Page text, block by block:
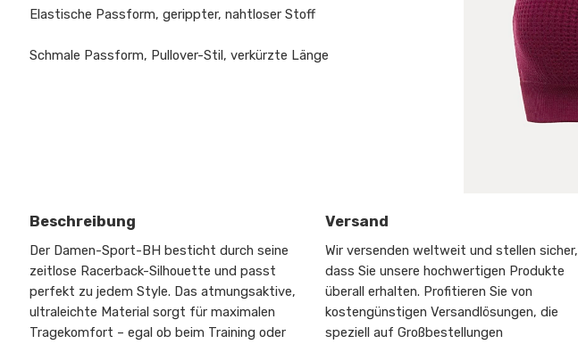
Elastische Passform, gerippter, nahtloser Stoff
Schmale Passform, Pullover-Stil, verkürzte Länge
Beschreibung
Der Damen-Sport-BH besticht durch seine
zeitlose Racerback-Silhouette und passt
perfekt zu jedem Style. Das atmungsaktive,
ultraleichte Material sorgt für maximalen
Tragekomfort – egal ob beim Training oder
Versand
Wir versenden weltweit und stellen sicher,
dass Sie unsere hochwertigen Produkte
überall erhalten. Profitieren Sie von
kostengünstigen Versandlösungen, die
speziell auf Großbestellungen